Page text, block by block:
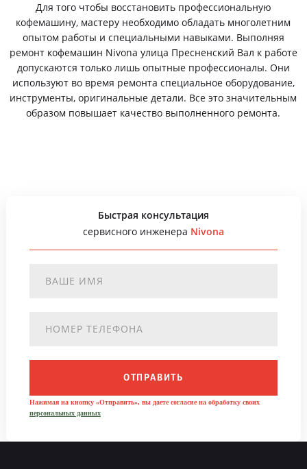
Для того чтобы восстановить профессиональную
кофемашину, мастеру необходимо обладать многолетним
опытом работы и специальными навыками. Выполняя
ремонт кофемашин Nivona улица Пресненский Вал к работе
допускаются только лишь опытные профессионалы. Они
используют во время ремонта специальное оборудование,
инструменты, оригинальные детали. Все это значительным
образом повышает качество выполненного ремонта.
Быстрая консультация
сервисного инженера Nivona
ОТПРАВИТЬ
Нажимая на кнопку «Отправить», вы даете согласие на обработку своих
персональных данных